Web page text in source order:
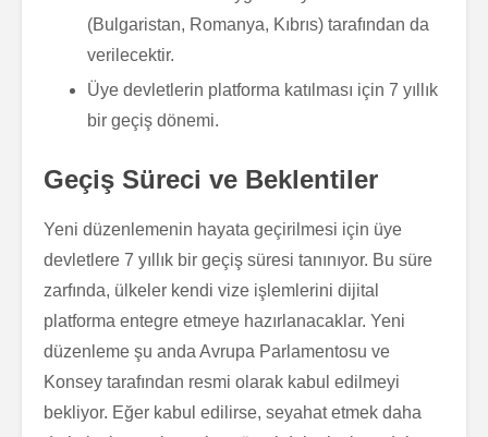
(Bulgaristan, Romanya, Kıbrıs) tarafından da
verilecektir.
Üye devletlerin platforma katılması için 7 yıllık
bir geçiş dönemi.
Geçiş Süreci ve Beklentiler
Yeni düzenlemenin hayata geçirilmesi için üye
devletlere 7 yıllık bir geçiş süresi tanınıyor. Bu süre
zarfında, ülkeler kendi vize işlemlerini dijital
platforma entegre etmeye hazırlanacaklar. Yeni
düzenleme şu anda Avrupa Parlamentosu ve
Konsey tarafından resmi olarak kabul edilmeyi
bekliyor. Eğer kabul edilirse, seyahat etmek daha